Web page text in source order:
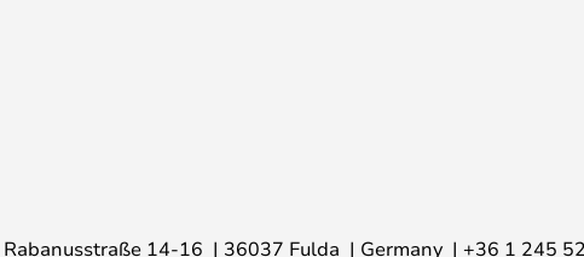
Rabanusstraße 14-16 36037 Fulda Germany +36 1 245